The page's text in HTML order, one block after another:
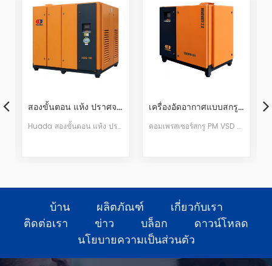
สองขั้นตอน แห้ง ปราศจากน้ำมัน เครื่องอัดอากาศแบบสกรู
Huada สองขั้นตอน แห้ง ปราศจากน้ำมัน เครื่องอัดอากาศแบบสกรูใช้แบบแห้ง ไม่มีน้ำมัน การบีบอัดเพื่อให้บรรลุ 100% ปราศจากน้ำมัน อากาศ. โรเตอร์ทำจาก คุณภาพสูง วัสดุสแตนเลสทนการกัดกร่อนทนต่ออุณหภูมิสูงทนต่อการกัดกร่อนทนต่อการเกิดออกซิเดชั่นและอายุการใช้งานยาวนาน
เครื่องอัดอากาศแบบสกรู PM แบบสองขั้นตอน 22kW
คอมเพรสเซอร์สกรู PM VSD สองขั้นตอน 22kw ใช้มอเตอร์ขนาดใหญ่เพื่อลดความเร็วของหน่วย ความเร็วในการโหลดเต็มใน 2000 รอบต่อนาทีคือการรับประกันที่เงียบกว่า การออกแบบโครงสร้างท่ออากาศใหม่เพื่อให้ความแตกต่างของความดันอากาศทั้งมวลโครงสร้างสวยงามมากขึ้น
บ้าน ผลิตภัณฑ์
เกี่ยวกับเรา
ติดต่อเรา
ข่าว บล็อก
ดาวน์โหลด
นโยบายความเป็นส่วนตัว